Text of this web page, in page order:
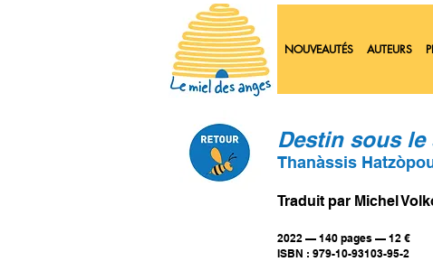
Destin sous le
Thanàssis
Traduit par Michel
2022 — 140 pages — 12 €
ISBN : 979-10-93103-95-2
NOUVEAUTÉS AUTEURS